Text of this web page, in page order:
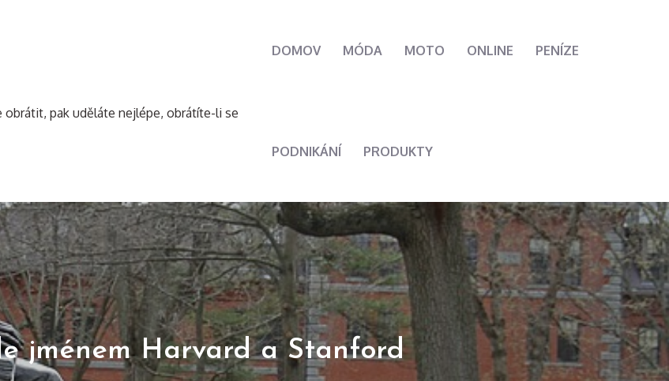
obrátit, pak uděláte nejlépe, obrátíte-li se
DOMOV MÓDA MOTO ONLINE PENÍZE
PODNIKÁNÍ PRODUKTY
jménem Harvard a Stanford